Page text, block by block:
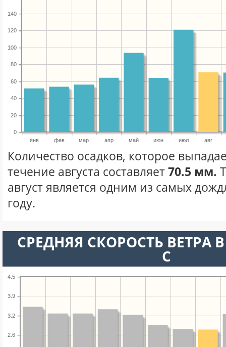
янв фев мар апр май июн июл авг
0
20
40
60
80
100
120
140
Количество осадков, которое
течение августа составляет70.5 мм.
август является одним из самых
году.
СРЕДНЯЯ СКОРОСТЬ ВЕТРА
С
2.6
3.2
3.9
4.5